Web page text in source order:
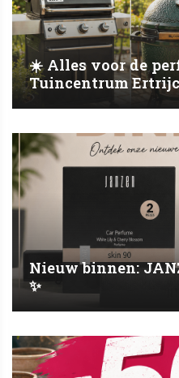
☀️ Alles voor de
Tuincentrum
Nieuw binnen:
✨